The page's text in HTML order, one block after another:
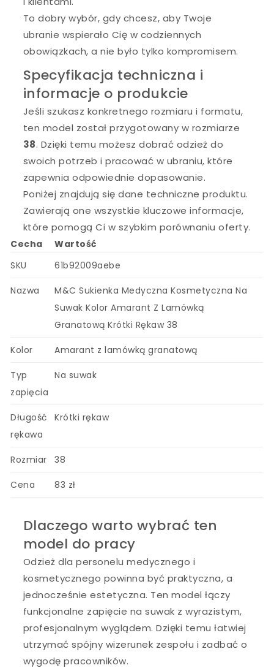
To dobry wybór, gdy chcesz, aby Twoje
ubranie wspierało Cię w codziennych
obowiązkach, a nie było tylko kompromisem.
Specyfikacja techniczna i
informacje o produkcie
Jeśli szukasz konkretnego rozmiaru i formatu,
ten model został przygotowany w rozmiarze
38. Dzięki temu możesz dobrać odzież do
swoich potrzeb i pracować w ubraniu, które
zapewnia odpowiednie dopasowanie.
Poniżej znajdują się dane techniczne produktu.
Zawierają one wszystkie kluczowe informacje,
które pomogą Ci w szybkim porównaniu oferty.
Cecha
Wartość
SKU
61b92009aebe
Nazwa
M&C Sukienka Medyczna Kosmetyczna Na
Suwak Kolor Amarant Z Lamówką
Granatową Krótki Rękaw 38
Kolor Amarant z lamówką granatową
Typ
zapięcia
Na suwak
Długość
rękawa
Krótki rękaw
Rozmiar 38
Cena 83 zł
Dlaczego warto wybrać ten
model do pracy
Odzież dla personelu medycznego i
kosmetycznego powinna być praktyczna, a
jednocześnie estetyczna. Ten model łączy
funkcjonalne zapięcie na suwak z wyrazistym,
profesjonalnym wyglądem. Dzięki temu łatwiej
utrzymać spójny wizerunek zespołu i zadbać o
wygodę pracowników.